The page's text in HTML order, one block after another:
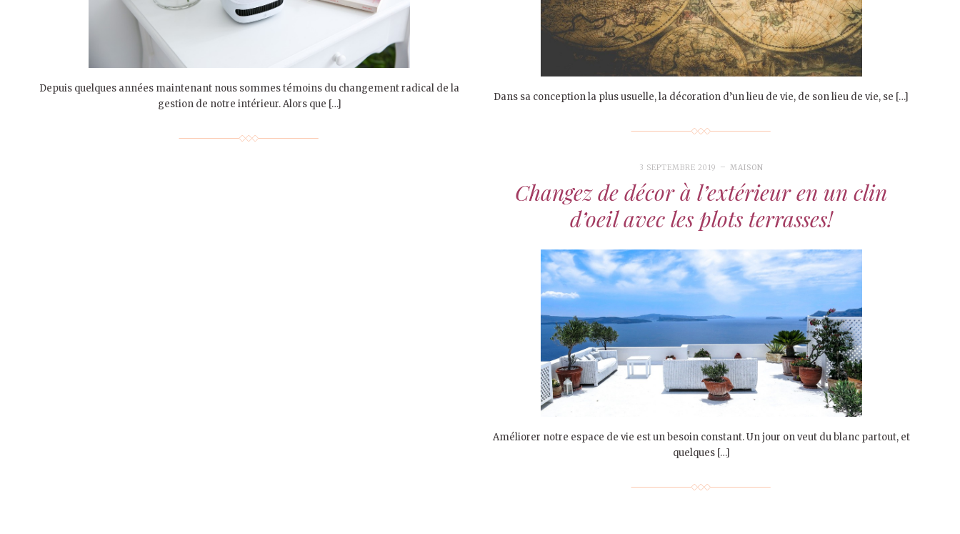
Dans sa conception la plus usuelle, la décoration d’un lieu de vie, de son lieu de vie, se […]
Depuis quelques années maintenant nous sommes témoins du changement radical de la
gestion de notre intérieur. Alors que […]
3 SEPTEMBRE 2019 MAISON
Changez de décor à l’extérieur en un clin
d’oeil avec les plots terrasses!
Améliorer notre espace de vie est un besoin constant. Un jour on veut du blanc partout, et
quelques […]